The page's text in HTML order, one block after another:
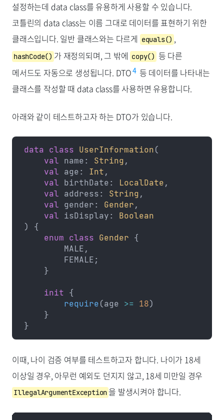
설정하는데 data class를 유용하게 사용할 수 있습니다.
코틀린의 data class는 이름 그대로 데이터를 표현하기 위한
클래스입니다. 일반 클래스와는 다르게 equals() ,
hashCode() 가 재정의되며, 그 밖에 copy() 등 다른
메서드도 자동으로 생성됩니다. DTO4 등 데이터를 나타내는
클래스를 작성할 때 data class를 사용하면 유용합니다.
아래와 같이 테스트하고자 하는 DTO가 있습니다.
data class UserInformation(
    val
name: String ,
    val
age: Int,
    val
birthDate: LocalDate,
    val
address: String ,
    val
gender: Gender,
    val
isDisplay: Boolean
) {
    enum
class Gender {
        MALE,
        FEMALE;
    }
    init
{
        require
(age >= 18)
    }
}
이때, 나이 검증 여부를 테스트하고자 합니다. 나이가 18세
이상일 경우, 아무런 예외도 던지지 않고, 18세 미만일 경우
IllegalArgumentException 을 발생시켜야 합니다.